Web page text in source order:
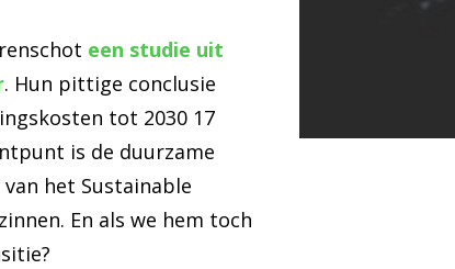
een studie uit
. Hun pittige conclusie
tot 2030 17
is de duurzame
het Sustainable
En als we hem toch